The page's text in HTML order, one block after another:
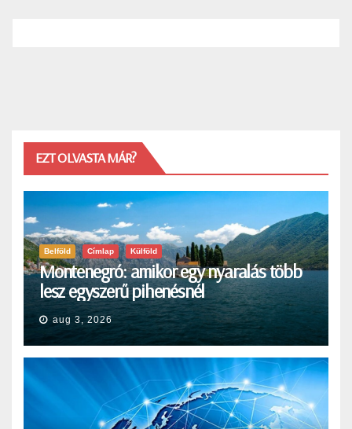
EZT OLVASTA MÁR?
Belföld Címlap Külföld
Montenegró: amikor egy nyaralás több
lesz egyszerű pihenésnél
aug 3, 2026